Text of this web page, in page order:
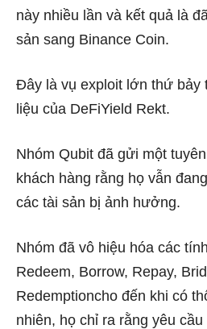
này nhiều lần và kết quả là
sản sang Binance Coin.
Đây là vụ exploit lớn thứ bảy
liệu của DeFiYield Rekt.
Nhóm Qubit đã gửi một
khách hàng rằng họ vẫn
các tài sản bị ảnh hưởng.
Nhóm đã vô hiệu hóa các
Redeem, Borrow, Repay,
Redemptioncho đến khi có
nhiên, họ chỉ ra rằng yêu